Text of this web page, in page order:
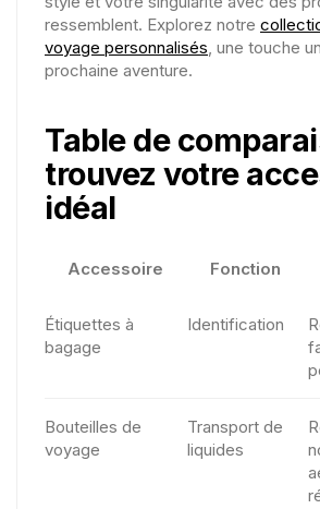
ressemblent. Explorez notre
voyage personnalisés, une touche
prochaine aventure.
Table de
trouvez votre
idéal
Accessoire Fonction
Étiquettes à
bagage
Identification
Bouteilles de
voyage
Transport de
liquides